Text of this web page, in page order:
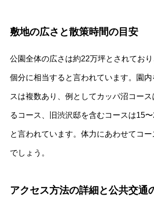
敷地の広さと散策時間の目安
公園全体の広さは約22万坪とされてお
個分に相当すると言われています。園
スは複数あり、例としてカッパ沼コー
るコース、旧渋沢邸を含むコースは15
と言われています。体力にあわせてコ
でしょう。
アクセス方法の詳細と公共交通